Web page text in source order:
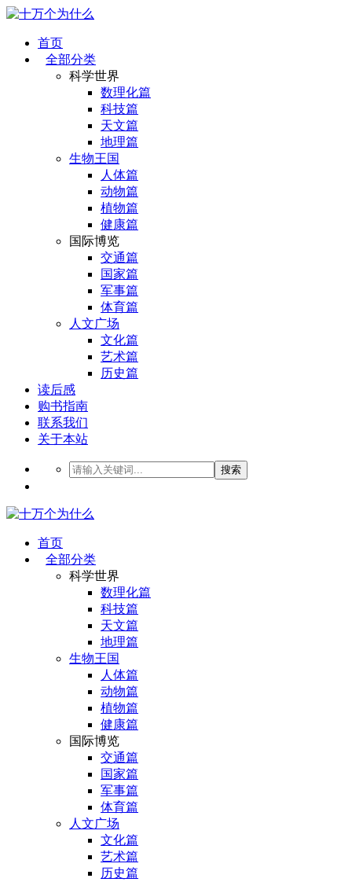
首页
全部分类
科学世界
数理化篇
科技篇
天文篇
地理篇
生物王国
人体篇
动物篇
植物篇
健康篇
国际博览
交通篇
国家篇
军事篇
体育篇
人文广场
文化篇
艺术篇
历史篇
读后感
购书指南
联系我们
关于本站
搜索
首页
全部分类
科学世界
数理化篇
科技篇
天文篇
地理篇
生物王国
人体篇
动物篇
植物篇
健康篇
国际博览
交通篇
国家篇
军事篇
体育篇
人文广场
文化篇
艺术篇
历史篇